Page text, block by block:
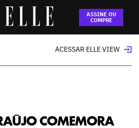
ASSINE OU
COMPRE
Araújo comemora 30 anos de carreira
ACESSAR ELLE VIEW
COMEMORA